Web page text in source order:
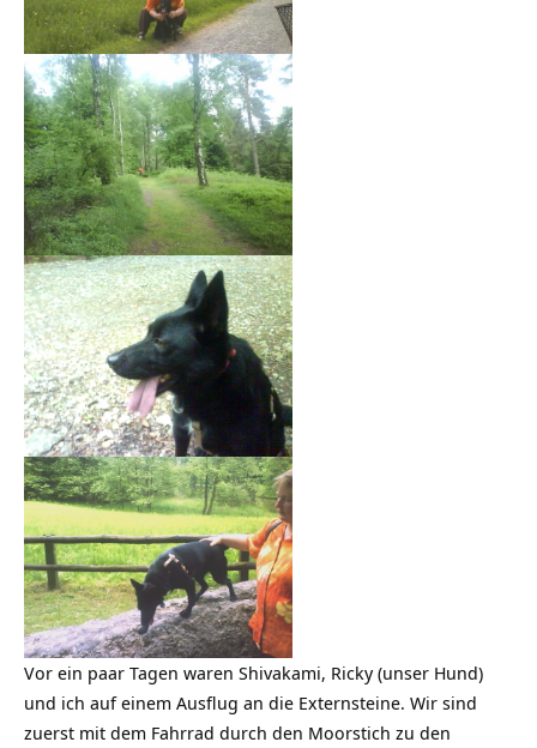
Vor ein paar Tagen waren Shivakami, Ricky (unser Hund)
und ich auf einem Ausflug an die Externsteine. Wir sind
zuerst mit dem Fahrrad durch den Moorstich zu den